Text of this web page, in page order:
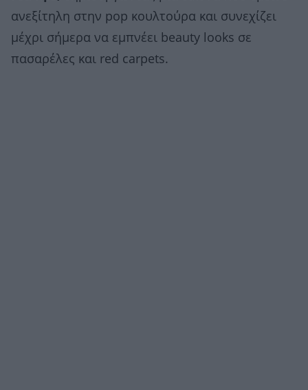
ανεξίτηλη στην pop κουλτούρα και συνεχίζει
μέχρι σήμερα να εμπνέει beauty looks σε
πασαρέλες και red carpets.